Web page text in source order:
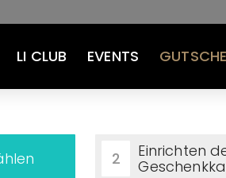
LI CLUB EVENTS
2
Einrichten